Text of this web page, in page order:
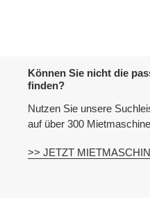
n
:
Können Sie nicht die
finden?
Nutzen Sie unsere
auf über 300
>> JETZT